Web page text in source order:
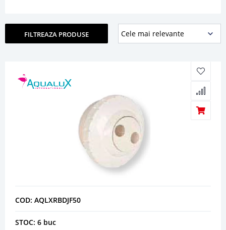
FILTREAZA PRODUSE
COD: AQLXRBDJF50
STOC: 6 buc